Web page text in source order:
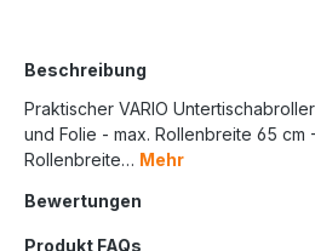
Beschreibung
Praktischer VARIO
und Folie - max. Rollenbreite 65 cm
Rollenbreite… Mehr
Bewertungen
Produkt FAQs